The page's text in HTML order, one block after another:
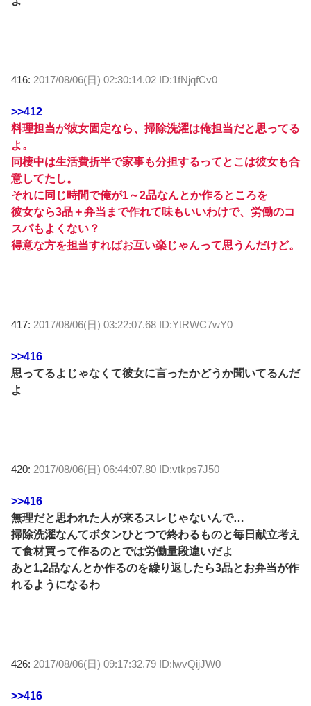
416: 2017/08/06(日) 02:30:14.02 ID:1fNjqfCv0
>>412
料理担当が彼女固定なら、掃除洗濯は俺担当だと思ってる
よ。
同棲中は生活費折半で家事も分担するってとこは彼女も合
意してたし。
それに同じ時間で俺が1～2品なんとか作るところを
彼女なら3品＋弁当まで作れて味もいいわけで、労働のコ
スパもよくない？
得意な方を担当すればお互い楽じゃんって思うんだけど。
417: 2017/08/06(日) 03:22:07.68 ID:YtRWC7wY0
>>416
思ってるよじゃなくて彼女に言ったかどうか聞いてるんだ
よ
420: 2017/08/06(日) 06:44:07.80 ID:vtkps7J50
>>416
無理だと思われた人が来るスレじゃないんで…
掃除洗濯なんてボタンひとつで終わるものと毎日献立考え
て食材買って作るのとでは労働量段違いだよ
あと1,2品なんとか作るのを繰り返したら3品とお弁当が作
れるようになるわ
426: 2017/08/06(日) 09:17:32.79 ID:lwvQijJW0
>>416